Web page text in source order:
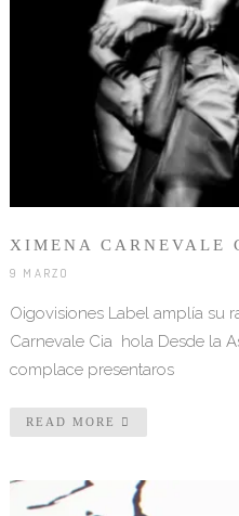
XIMENA CARNEVALE
9 MARZO
Oigovisiones Label amplía su
Carnevale Cia hola Desde la
complace presentaros
READ MORE